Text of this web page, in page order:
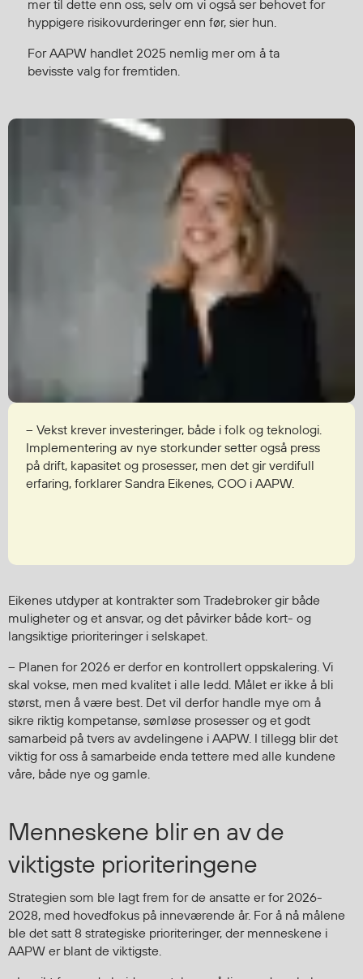
Hode- og lommelykter
mer til dette enn oss, selv om vi også ser behovet for
hyppigere risikovurderinger enn før, sier hun.
For AAPW handlet 2025 nemlig mer om å ta
bevisste valg for fremtiden.
– Vekst krever investeringer, både i folk og teknologi.
Implementering av nye storkunder setter også press
på drift, kapasitet og prosesser, men det gir verdifull
erfaring, forklarer Sandra Eikenes, COO i AAPW.
Eikenes utdyper at kontrakter som Tradebroker gir både
muligheter og et ansvar, og det påvirker både kort- og
langsiktige prioriteringer i selskapet.
– Planen for 2026 er derfor en kontrollert oppskalering. Vi
skal vokse, men med kvalitet i alle ledd. Målet er ikke å bli
størst, men å være best. Det vil derfor handle mye om å
sikre riktig kompetanse, sømløse prosesser og et godt
samarbeid på tvers av avdelingene i AAPW. I tillegg blir det
viktig for oss å samarbeide enda tettere med alle kundene
våre, både nye og gamle.
Menneskene blir en av de
viktigste prioriteringene
Strategien som ble lagt frem for de ansatte er for 2026-
2028, med hovedfokus på inneværende år. For å nå målene
ble det satt 8 strategiske prioriteringer, der menneskene i
AAPW er blant de viktigste.